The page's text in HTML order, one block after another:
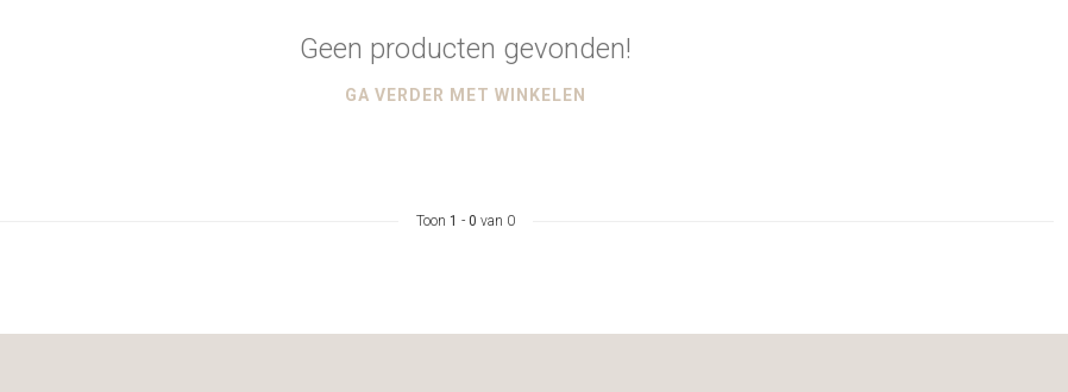
Geen producten gevonden!
GA VERDER MET WINKELEN
Toon 1 - 0 van 0